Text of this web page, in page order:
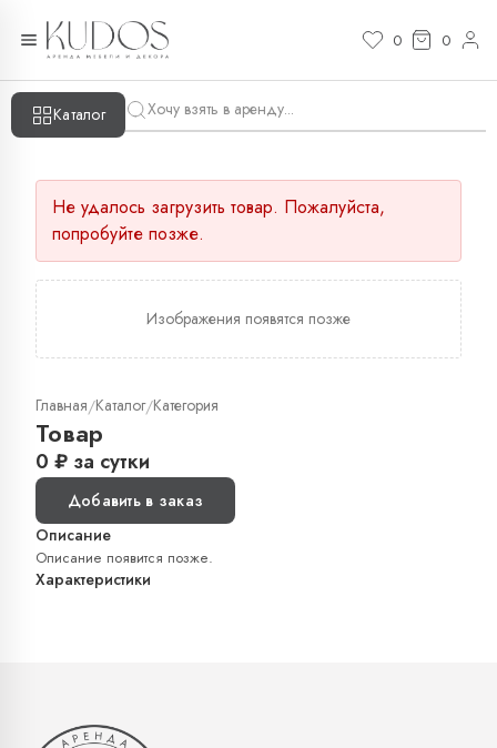
0 0
Каталог
Не удалось загрузить товар. Пожалуйста,
попробуйте позже.
Изображения появятся позже
Главная/Каталог/Категория
Товар
0 ₽ за сутки
Добавить в заказ
Описание
Описание появится позже.
Характеристики